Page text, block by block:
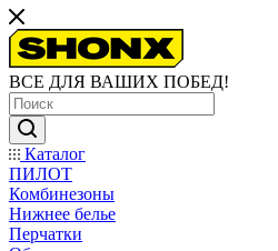
ВСЕ ДЛЯ ВАШИХ ПОБЕД!
Каталог
ПИЛОТ
Комбинезоны
Нижнее белье
Перчатки